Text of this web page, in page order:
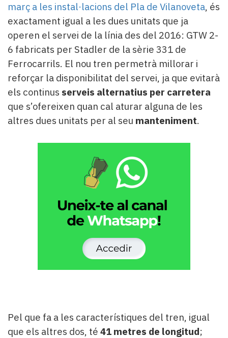
març a les instal·lacions del Pla de Vilanoveta, és
exactament igual a les dues unitats que ja
operen el servei de la línia des del 2016: GTW 2-
6 fabricats per Stadler de la sèrie 331 de
Ferrocarrils. El nou tren permetrà millorar i
reforçar la disponibilitat del servei, ja que evitarà
els continus serveis alternatius per carretera
que s’ofereixen quan cal aturar alguna de les
altres dues unitats per al seu manteniment.
Pel que fa a les característiques del tren, igual
que els altres dos, té 41 metres de longitud;